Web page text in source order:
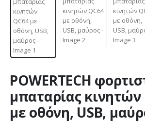
POWERTECH
μπαταρίας κινητών
με οθόνη, USB,